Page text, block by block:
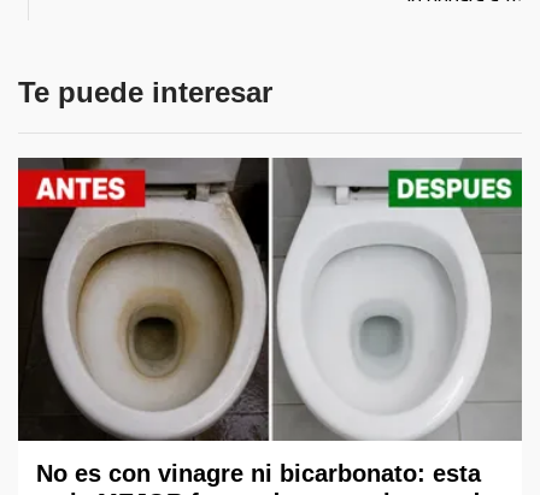
Te puede interesar
No es con vinagre ni bicarbonato: esta